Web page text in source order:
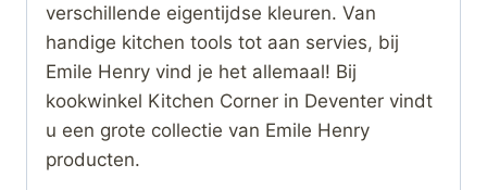
verschillende eigentijdse kleuren. Van
handige kitchen tools tot aan servies, bij
Emile Henry vind je het allemaal! Bij
kookwinkel Kitchen Corner in Deventer vindt
u een grote collectie van Emile Henry
producten.